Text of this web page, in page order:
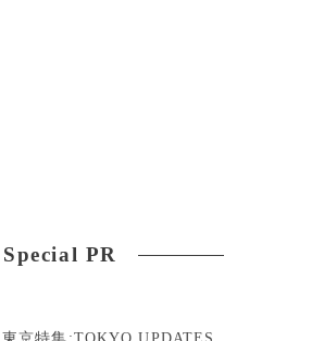
Special PR
東京特集:TOKYO UPDATES